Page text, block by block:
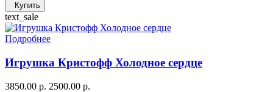
Купить
text_sale
Подробнее
Игрушка Кристофф Холодное сердце
3850.00 р. 2500.00 р.